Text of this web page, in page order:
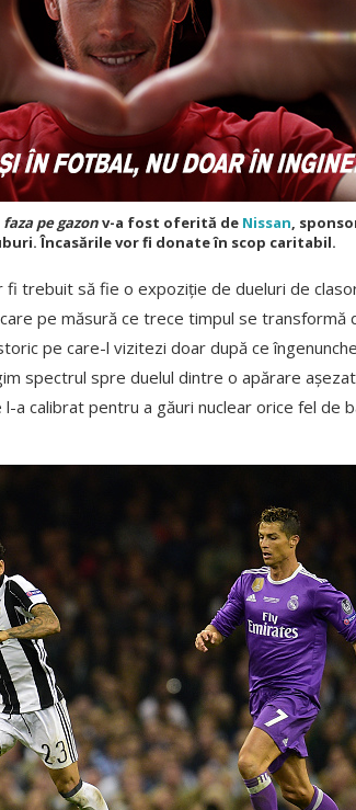
pe gazonv-a fost oferită de Nissan,
Încasările vor fi donate în scop caritabil.
trebuit să fie o expoziție de dueluri de
pe măsură ce trece timpul se transformă
pe care-l vizitezi doar după ce
spectrul spre duelul dintre o apărare
a calibrat pentru a găuri nuclear orice fel de